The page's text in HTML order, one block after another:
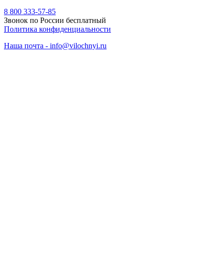
8 800 333-57-85
Звонок по России бесплатный
Политика конфиденциальности
Наша почта - info@vilochnyi.ru